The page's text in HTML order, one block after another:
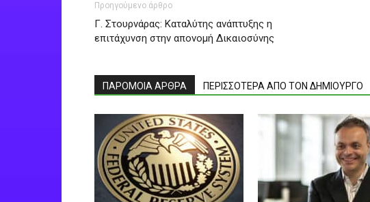
Προηγούμενο άρθρο
Γ. Στουρνάρας: Καταλύτης ανάπτυξης η
επιτάχυνση στην απονομή Δικαιοσύνης
ΠΑΡΟΜΟΙΑ ΑΡΘΡΑ ΠΕΡΙΣΣΟΤΕΡΑ ΑΠΟ ΤΟΝ ΔΗΜΙΟΥΡΓΟ